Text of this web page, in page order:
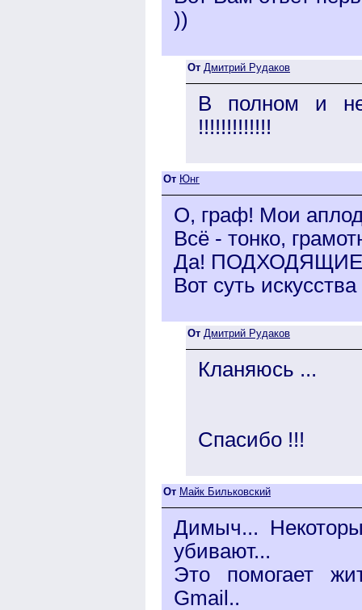
))
От Дмитрий Рудаков
В полном и
!!!!!!!!!!!!!
От Юнг
О, граф! Мои
Всё - тонко,
Да!
Вот суть
От Дмитрий Рудаков
Кланяюсь ...
Спасибо !!!
От Майк Бильковский
Димыч...
убивают...
Это помогает
Gmail..